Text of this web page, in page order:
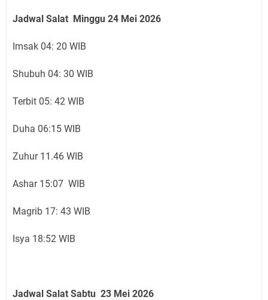
Jadwal Salat Minggu 24 Mei 2026
Imsak 04: 20 WIB
Shubuh 04: 30 WIB
Terbit 05: 42 WIB
Duha 06:15 WIB
Zuhur 11.46 WIB
Ashar 15:07 WIB
Magrib 17: 43 WIB
Isya 18:52 WIB
Jadwal Salat Sabtu 23 Mei 2026